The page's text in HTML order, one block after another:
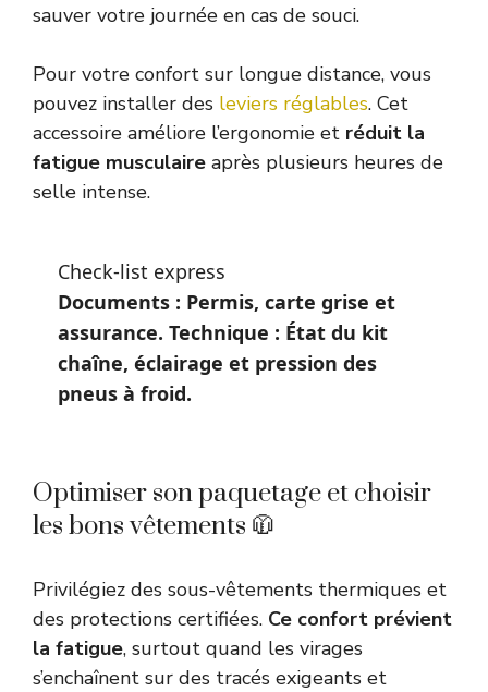
sauver votre journée en cas de souci.
Pour votre confort sur longue distance, vous
pouvez installer des leviers réglables. Cet
accessoire améliore l’ergonomie et réduit la
fatigue musculaire après plusieurs heures de
selle intense.
Check-list express
Documents : Permis, carte grise et
assurance. Technique : État du kit
chaîne, éclairage et pression des
pneus à froid.
Optimiser son paquetage et choisir
les bons vêtements 🧥
Privilégiez des sous-vêtements thermiques et
des protections certifiées. Ce confort prévient
la fatigue, surtout quand les virages
s’enchaînent sur des tracés exigeants et